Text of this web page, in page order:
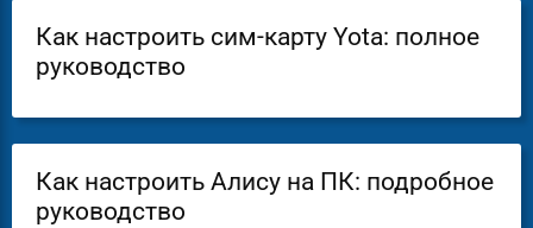
Как настроить сим-карту Yota: полное
руководство
Как настроить Алису на ПК: подробное
руководство